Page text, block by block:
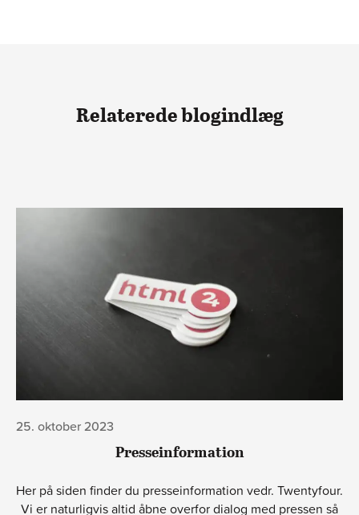
Relaterede blogindlæg
25. oktober 2023
Presseinformation
Her på siden finder du presseinformation vedr. Twentyfour.
Vi er naturligvis altid åbne overfor dialog med pressen så